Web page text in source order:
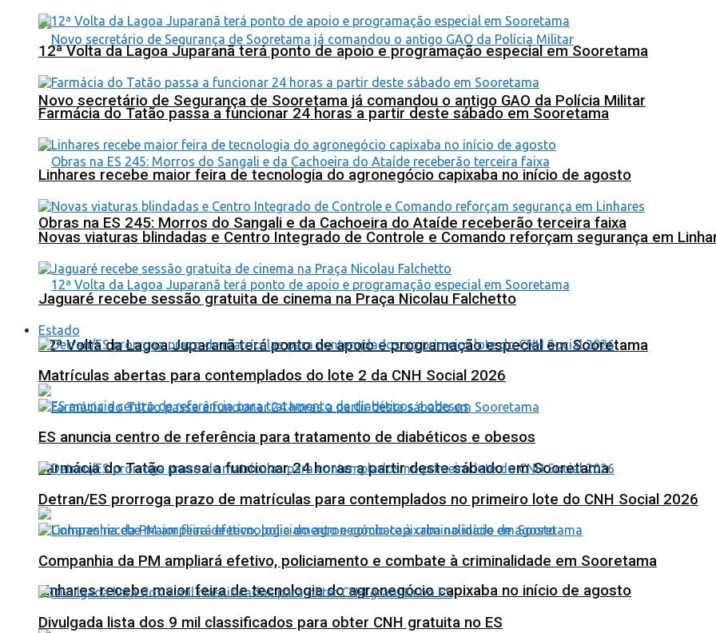
Novo secretário de Segurança de Sooretama já comandou o antigo GAO da Polícia Militar
Obras na ES 245: Morros do Sangali e da Cachoeira do Ataíde receberão terceira faixa
12ª Volta da Lagoa Juparanã terá ponto de apoio e programação especial em Sooretama
Farmácia do Tatão passa a funcionar 24 horas a partir deste sábado em Sooretama
Linhares recebe maior feira de tecnologia do agronegócio capixaba no início de agosto
12ª Volta da Lagoa Juparanã terá ponto de apoio e programação especial em Sooretama
Farmácia do Tatão passa a funcionar 24 horas a partir deste sábado em Sooretama
Linhares recebe maior feira de tecnologia do agronegócio capixaba no início de agosto
Novas viaturas blindadas e Centro Integrado de Controle e Comando reforçam segurança em
Jaguaré recebe sessão gratuita de cinema na Praça Nicolau Falchetto
Estado
Matrículas abertas para contemplados do lote 2 da CNH Social 2026
ES anuncia centro de referência para tratamento de diabéticos e obesos
Detran/ES prorroga prazo de matrículas para contemplados no primeiro lote do CNH Social 2026
Companhia da PM ampliará efetivo, policiamento e combate à criminalidade em Sooretama
Divulgada lista dos 9 mil classificados para obter CNH gratuita no ES